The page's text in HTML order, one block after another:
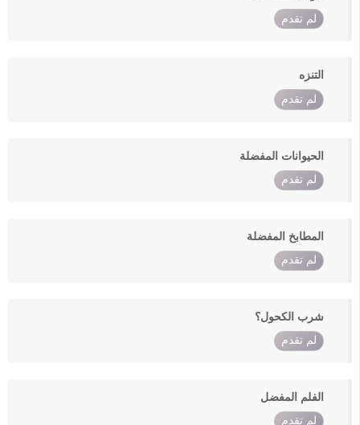
لم تقدم
التنزه
لم تقدم
الحيوانات المفضلة
لم تقدم
المطابخ المفضلة
لم تقدم
شرب الكحول؟
لم تقدم
الفلم المفضل
لم تقدم